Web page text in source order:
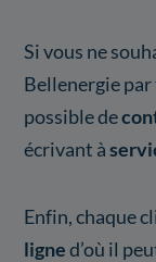
Si vous ne
Bellenergie par
possible de
écrivant à
Enfin, chaque
ligned’où il